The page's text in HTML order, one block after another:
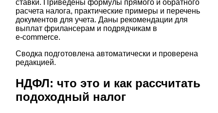
ставки. Приведены формулы прямого и обратного
расчета налога, практические примеры и перечень
документов для учета. Даны рекомендации для
выплат фрилансерам и подрядчикам в
e‑commerce.
Сводка подготовлена автоматически и проверена
редакцией.
НДФЛ: что это и как рассчитать
подоходный налог